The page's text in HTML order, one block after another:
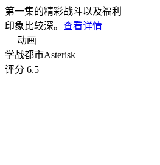
第一集的精彩战斗以及福利
印象比较深。 查看详情
动画
学战都市Asterisk
评分 6.5